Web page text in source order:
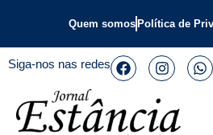
Quem somos Política de
Siga-nos nas redes